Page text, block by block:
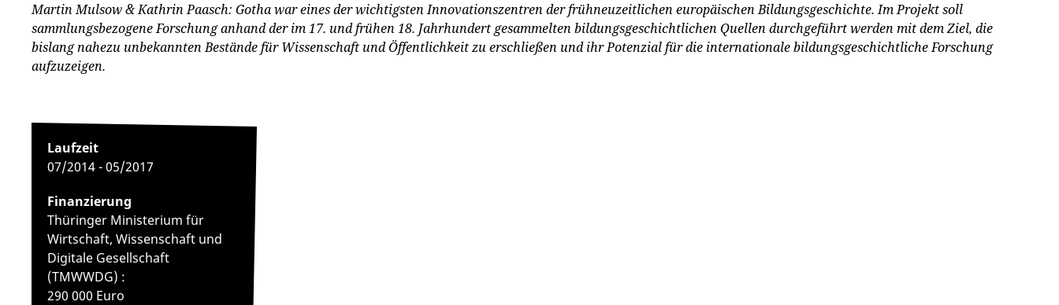
Martin Mulsow & Kathrin Paasch: Gotha war eines der wichtigsten Innovationszentren der frühneuzeitlichen europäischen Bildungsgeschichte. Im Projekt soll
sammlungsbezogene Forschung anhand der im 17. und frühen 18. Jahrhundert gesammelten bildungsgeschichtlichen Quellen durchgeführt werden mit dem Ziel, die
bislang nahezu unbekannten Bestände für Wissenschaft und Öffentlichkeit zu erschließen und ihr Potenzial für die internationale bildungsgeschichtliche Forschung
aufzuzeigen.
Laufzeit
07/2014 - 05/2017
Finanzierung
Thüringer Ministerium für
Wirtschaft, Wissenschaft und
Digitale Gesellschaft
(TMWWDG) :
290 000 Euro